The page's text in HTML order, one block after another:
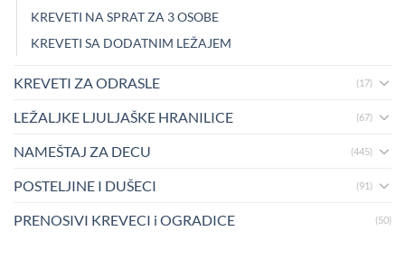
KREVETI NA SPRAT ZA 3 OSOBE
KREVETI SA DODATNIM LEŽAJEM
KREVETI ZA ODRASLE (17)
LEŽALJKE LJULJAŠKE HRANILICE (67)
NAMEŠTAJ ZA DECU (445)
POSTELJINE I DUŠECI (91)
PRENOSIVI KREVECI i OGRADICE (50)